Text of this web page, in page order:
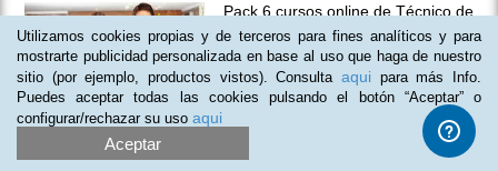
Pack 6 cursos online de Técnico de
Hostelería
Plazas limitadas
75 usd $49usd
Utilizamos cookies propias y de terceros para fines analíticos y para
mostrarte publicidad personalizada en base al uso que haga de nuestro
sitio (por ejemplo, productos vistos). Consulta aqui para más Info.
Puedes aceptar todas las cookies pulsando el botón “Aceptar” o
configurar/rechazar su uso aqui
Aceptar